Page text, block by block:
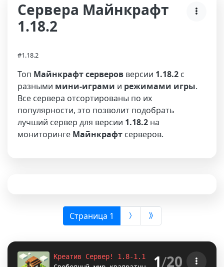
Сервера Майнкрафт
1.18.2
#1.18.2
Топ Майнкрафт серверов версии 1.18.2 с
разными мини-играми и режимами игры.
Все сервера отсортированы по их
популярности, это позволит подобрать
лучший сервер для версии 1.18.2 на
мониторинге Майнкрафт серверов.
Страница 1 (выбрана)
Креатив Сервер! 1.8-1.12.2-1.16.5-
1.18.2
1/20